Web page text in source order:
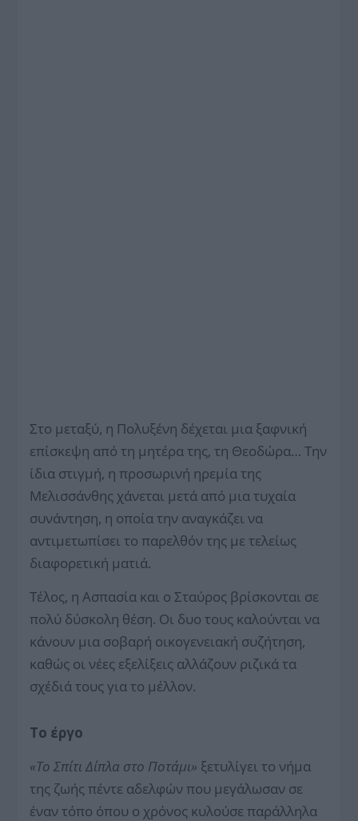
Στο μεταξύ, η Πολυξένη δέχεται μια ξαφνική
επίσκεψη από τη μητέρα της, τη Θεοδώρα… Την
ίδια στιγμή, η προσωρινή ηρεμία της
Μελισσάνθης χάνεται μετά από μια τυχαία
συνάντηση, η οποία την αναγκάζει να
αντιμετωπίσει το παρελθόν της με τελείως
διαφορετική ματιά.
Τέλος, η Ασπασία και ο Σταύρος βρίσκονται σε
πολύ δύσκολη θέση. Οι δυο τους καλούνται να
κάνουν μια σοβαρή οικογενειακή συζήτηση,
καθώς οι νέες εξελίξεις αλλάζουν ριζικά τα
σχέδιά τους για το μέλλον.
Το έργο
«Το Σπίτι Δίπλα στο Ποτάμι» ξετυλίγει το νήμα
της ζωής πέντε αδελφών που μεγάλωσαν σε
έναν τόπο όπου ο χρόνος κυλούσε παράλληλα